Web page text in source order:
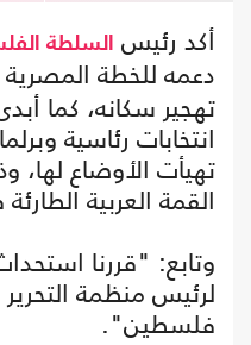
أكد رئيس السلطة
دعمه للخطة المصرية
تهجير سكانه، كما
انتخابات رئاسية
تهيأت الأوضاع لها،
القمة العربية
وتابع: "قررنا
لرئيس منظمة
فلسطين".